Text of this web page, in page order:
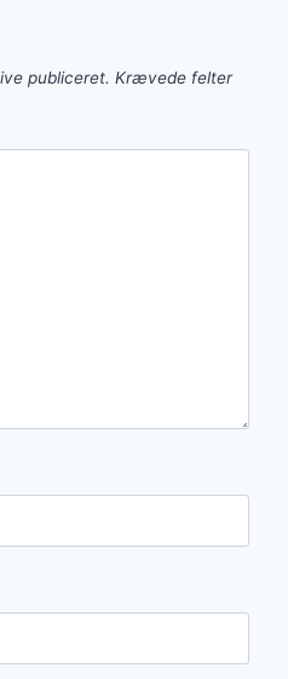
publiceret. Krævede felter